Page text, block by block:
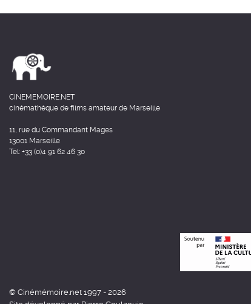
CINEMEMOIRE.NET
cinémathèque de films amateur de Marseille
11, rue du Commandant Mages
13001 Marseille
Tél: +33 (0)4 91 62 46 30
© Cinémémoire.net 1997 - 2026